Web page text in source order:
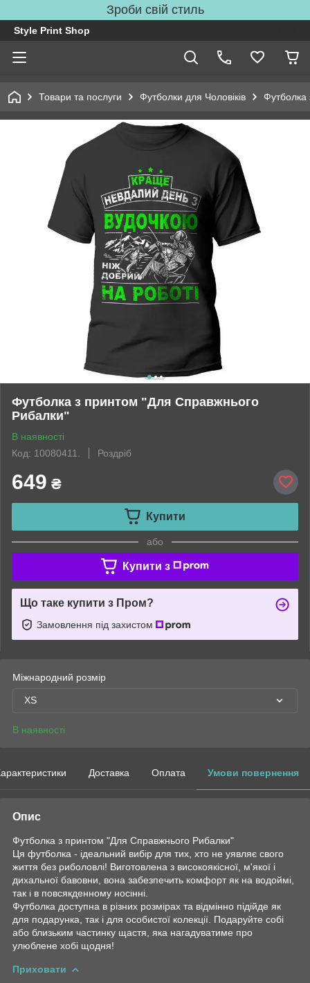
Зроби свій стиль
Style Print Shop
Товари та послуги Футболки для Чоловіків Футболка
Футболка з принтом "Для Справжнього
Рибалки"
В наявності
Код: 10080411.
Роздріб
649 ₴
Купити
або
Купити з
Що таке купити з Пром?
Замовлення під захистом
Міжнародний розмір
XS
В наявності
Доставка Оплата Умови повернення
Опис
Футболка з принтом "Для Справжнього Рибалки"
Ця футболка - ідеальний вибір для тих, хто не уявляє свого
життя без риболовлі! Виготовлена ​​з високоякісної, м'якої і
дихальної бавовни, вона забезпечить комфорт як на водоймі,
так і в повсякденному носінні.
Футболка доступна в різних розмірах та відмінно підійде як
для подарунка, так і для особистої колекції. Подаруйте собі
або близьким частинку щастя, яка нагадуватиме про
улюблене хобі щодня!
Приховати